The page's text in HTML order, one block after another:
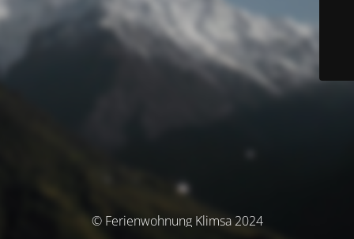
© Ferienwohnung Klimsa 2024